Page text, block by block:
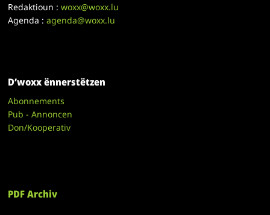
Redaktioun :woxx@woxx.lu
Agenda :agenda@woxx.lu
D’woxx ënnerstëtzen
Abonnements
Pub - Annoncen
Don/Kooperativ
PDF Archiv